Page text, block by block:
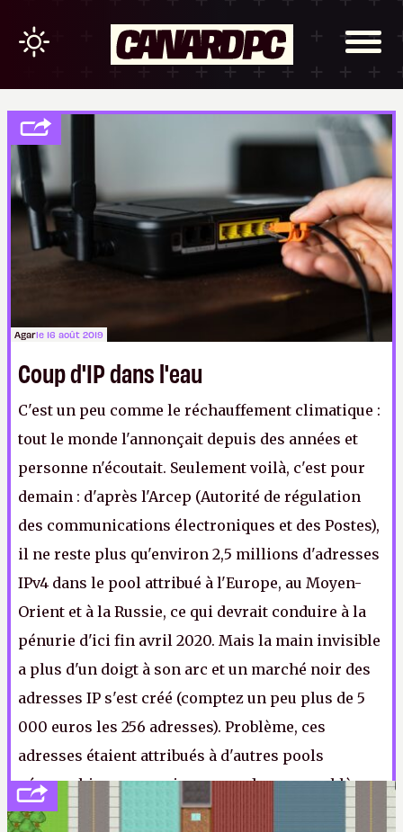
Agarle 16 août 2019
Coup d'IP dans l'eau
C'est un peu comme le réchauffement climatique :
tout le monde l'annonçait depuis des années et
personne n'écoutait. Seulement voilà, c'est pour
demain : d'après l'Arcep (Autorité de régulation
des communications électroniques et des Postes),
il ne reste plus qu'environ 2,5 millions d'adresses
IPv4 dans le pool attribué à l'Europe, au Moyen-
Orient et à la Russie, ce qui devrait conduire à la
pénurie d'ici fin avril 2020. Mais la main invisible
a plus d'un doigt à son arc et un marché noir des
adresses IP s'est créé (comptez un peu plus de 5
000 euros les 256 adresses). Problème, ces
adresses étaient attribués à d'autres pools
géographiques, ce qui va poser de gros problèmes
pour les services géolocalisés, comme les sites de